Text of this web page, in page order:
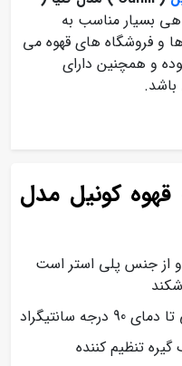
بسیار مناسب به
ها و فروشگاه های قهوه می
و همچنین دارای
باشد.
کونیل مدل
از جنس پلی استر است
سانتیگراد
تنظیم کننده